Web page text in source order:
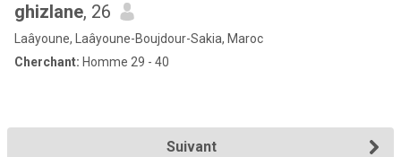
ghizlane, 26
Laâyoune, Laâyoune-Boujdour-Sakia, Maroc
Cherchant: Homme 29 - 40
Suivant